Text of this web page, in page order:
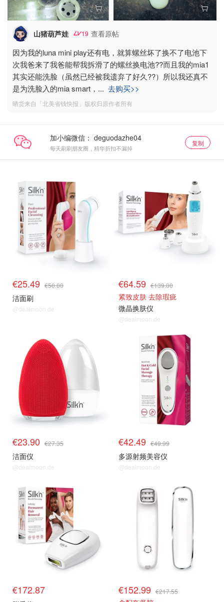
山猪葫芦娃 19 查看原帖
因为我的luna mini play还有电，就算螺丝坏了换不了电池下
次我爸来了我爸能帮我拆滑了的螺丝换电池??而且我的mia1
其实还能洗脸（虽然已经被我遗弃了好久??）所以我还真不
是为洗脸入的mia smart， ... 去购买>>
晒货来自「北美省钱快报」版权归原作者所有
加小编微信：
每天刷刷朋友圈，精华折扣不漏掉
复制
€25.49 €50.00
洁面刷
@dealmoon.de
€64.59 €139.00
紧致皮肤 去除瑕疵
微晶换肤仪
@dealmoon.de
€23.90 €27.35
洁面仪
@dealmoon.de
€42.49 €49.99
多源射频美容仪
@dealmoon.de
€172.87 €152.99 €217.55